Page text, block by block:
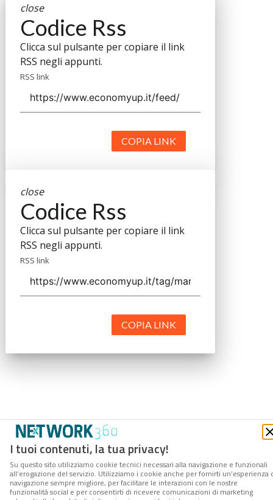
I tuoi contenuti, la tua privacy!
Su questo sito utilizziamo cookie tecnici necessari alla navigazione e funzionali
all’erogazione del servizio. Utilizziamo i cookie anche per fornirti un’esperienza
navigazione sempre migliore, per facilitare le interazioni con le nostre
funzionalità social e per consentirti di ricevere comunicazioni di marketing
close
Codice Rss
Clicca sul pulsante per copiare il link
RSS negli appunti.
RSS link
COPIA LINK
close
Codice Rss
Clicca sul pulsante per copiare il link
RSS negli appunti.
RSS link
COPIA LINK